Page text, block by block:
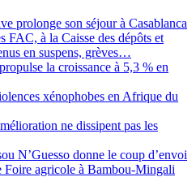
prolonge son séjour à Casablanca
FAC, à la Caisse des dépôts et
en suspens, grèves…
la croissance à 5,3 % en
xénophobes en Afrique du
ne dissipent pas les
N’Guesso donne le coup d’envoi
Foire agricole à Bambou-Mingali